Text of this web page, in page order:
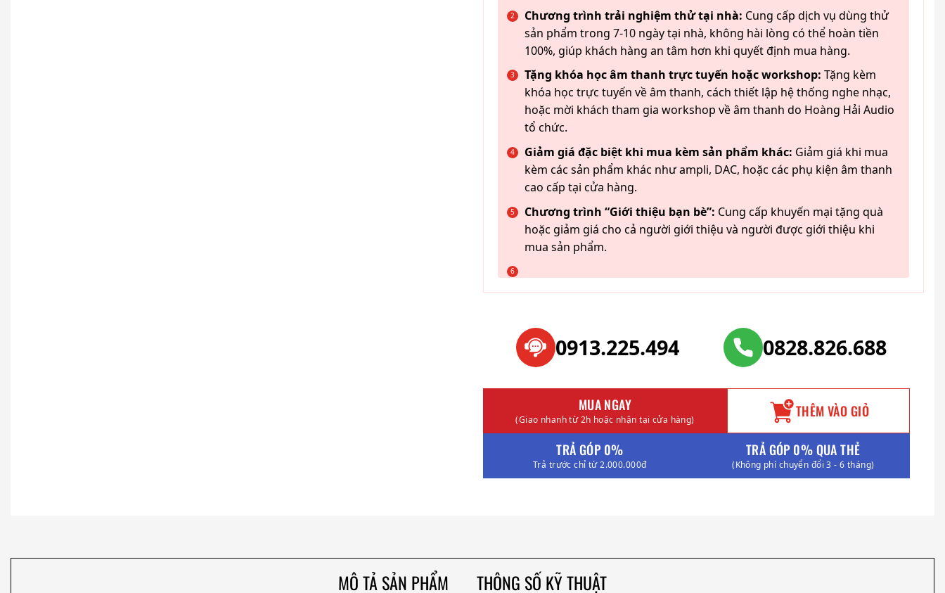
Chương trình trải nghiệm thử tại nhà: Cung cấp dịch vụ dùng thử
sản phẩm trong 7-10 ngày tại nhà, không hài lòng có thể hoàn tiền
100%, giúp khách hàng an tâm hơn khi quyết định mua hàng.
Tặng khóa học âm thanh trực tuyến hoặc workshop: Tặng kèm
khóa học trực tuyến về âm thanh, cách thiết lập hệ thống nghe nhạc,
hoặc mời khách tham gia workshop về âm thanh do Hoàng Hải Audio
tổ chức.
Giảm giá đặc biệt khi mua kèm sản phẩm khác: Giảm giá khi mua
kèm các sản phẩm khác như ampli, DAC, hoặc các phụ kiện âm thanh
cao cấp tại cửa hàng.
Chương trình “Giới thiệu bạn bè”: Cung cấp khuyến mại tặng quà
hoặc giảm giá cho cả người giới thiệu và người được giới thiệu khi
mua sản phẩm.
0913.225.494 0828.826.688
MUA NGAY
(Giao nhanh từ 2h hoặc nhận tại cửa hàng) THÊM VÀO GIỎ
TRẢ GÓP 0%
Trả trước chỉ từ 2.000.000đ
TRẢ GÓP 0% QUA THẺ
(Không phí chuyển đổi 3 - 6 tháng)
MÔ TẢ SẢN PHẨM THÔNG SỐ KỸ THUẬT